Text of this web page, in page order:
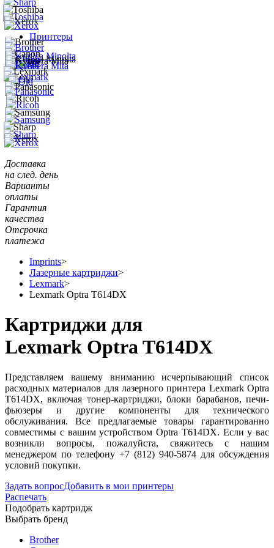
Принтеры
Доставка
на след. день
Варианты
оплаты
Гарантия
качества
Отсрочка
платежа
Imprints>
Лазерные картриджи>
Lexmark>
Lexmark Optra T614DX
Картриджи для
Lexmark Optra T614DX
Представляем вашему вниманию исчерпывающий список
расходных материалов для лазерного принтера Lexmark Optra
T614DX, включая тонер-картриджи, блоки барабанов, печи-
фьюзеры и другие компоненты для технического
обслуживания. Все предлагаемые товары гарантированно
совместимы с вашим устройством Optra T614DX. Если у вас
возникли вопросы, пожалуйста, свяжитесь с нашим
менеджером по телефону +7 (812) 940-5874 для обсуждения
условий покупки.
Задать вопросДобавить в мои принтеры
Распечать
Подобрать картридж
Выбрать бренд
Brother